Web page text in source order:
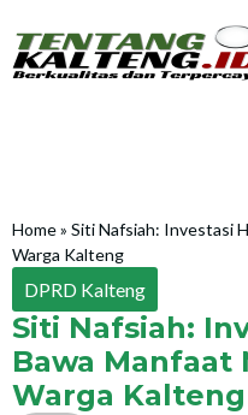
Home» Siti Nafsiah: Investasi
Warga Kalteng
DPRD Kalteng
Siti Nafsiah:
Bawa Manfaat
Warga Kalteng